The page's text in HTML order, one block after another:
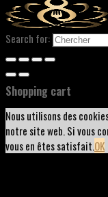
Search for:
Shopping cart
Nous utilisons des
notre site web. Si vous
vous en êtes satisfait.OK